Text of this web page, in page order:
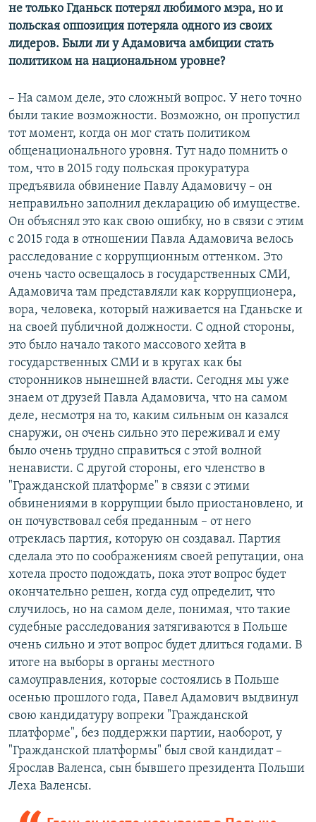
не только Гданьск потерял любимого мэра, но и
польская оппозиция потеряла одного из своих
лидеров. Были ли у Адамовича амбиции стать
политиком на национальном уровне?
– На самом деле, это сложный вопрос. У него точно
были такие возможности. Возможно, он пропустил
тот момент, когда он мог стать политиком
общенационального уровня. Тут надо помнить о
том, что в 2015 году польская прокуратура
предъявила обвинение Павлу Адамовичу – он
неправильно заполнил декларацию об имуществе.
Он объяснял это как свою ошибку, но в связи с этим
с 2015 года в отношении Павла Адамовича велось
расследование с коррупционным оттенком. Это
очень часто освещалось в государственных СМИ,
Адамовича там представляли как коррупционера,
вора, человека, который наживается на Гданьске и
на своей публичной должности. С одной стороны,
это было начало такого массового хейта в
государственных СМИ и в кругах как бы
сторонников нынешней власти. Сегодня мы уже
знаем от друзей Павла Адамовича, что на самом
деле, несмотря на то, каким сильным он казался
снаружи, он очень сильно это переживал и ему
было очень трудно справиться с этой волной
ненависти. С другой стороны, его членство в
"Гражданской платформе" в связи с этими
обвинениями в коррупции было приостановлено, и
он почувствовал себя преданным – от него
отреклась партия, которую он создавал. Партия
сделала это по соображениям своей репутации, она
хотела просто подождать, пока этот вопрос будет
окончательно решен, когда суд определит, что
случилось, но на самом деле, понимая, что такие
судебные расследования затягиваются в Польше
очень сильно и этот вопрос будет длиться годами. В
итоге на выборы в органы местного
самоуправления, которые состоялись в Польше
осенью прошлого года, Павел Адамович выдвинул
свою кандидатуру вопреки "Гражданской
платформе", без поддержки партии, наоборот, у
"Гражданской платформы" был свой кандидат –
Ярослав Валенса, сын бывшего президента Польши
Леха Валенсы.